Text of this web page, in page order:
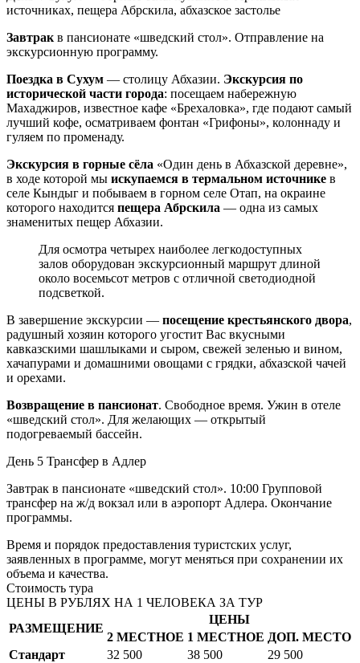
источниках, пещера Абрскила, абхазское застолье
Завтрак в пансионате «шведский стол». Отправление на
экскурсионную программу.
Поездка в Сухум — столицу Абхазии. Экскурсия по
исторической части города: посещаем набережную
Махаджиров, известное кафе «Брехаловка», где подают самый
лучший кофе, осматриваем фонтан «Грифоны», колоннаду и
гуляем по променаду.
Экскурсия в горные сёла «Один день в Абхазской деревне»,
в ходе которой мы искупаемся в термальном источнике в
селе Кындыг и побываем в горном селе Отап, на окраине
которого находится пещера Абрскила — одна из самых
знаменитых пещер Абхазии.
Для осмотра четырех наиболее легкодоступных
залов оборудован экскурсионный маршрут длиной
около восемьсот метров с отличной светодиодной
подсветкой.
В завершение экскурсии — посещение крестьянского двора,
радушный хозяин которого угостит Вас вкусными
кавказскими шашлыками и сыром, свежей зеленью и вином,
хачапурами и домашними овощами с грядки, абхазской чачей
и орехами.
Возвращение в пансионат. Свободное время. Ужин в отеле
«шведский стол». Для желающих — открытый
подогреваемый бассейн.
День 5 Трансфер в Адлер
Завтрак в пансионате «шведский стол». 10:00 Групповой
трансфер на ж/д вокзал или в аэропорт Адлера. Окончание
программы.
Время и порядок предоставления туристских услуг,
заявленных в программе, могут меняться при сохранении их
объема и качества.
Стоимость тура
ЦЕНЫ В РУБЛЯХ НА 1 ЧЕЛОВЕКА ЗА ТУР
РАЗМЕЩЕНИЕ
ЦЕНЫ
2 МЕСТНОЕ 1 МЕСТНОЕ ДОП. МЕСТО
Стандарт
32 500 38 500
29 500